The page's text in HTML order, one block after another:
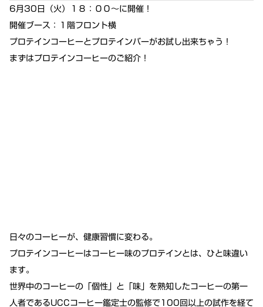
6月30日（火）１８：００～に開催！
開催ブース：１階フロント横
プロテインコーヒーとプロテインバーがお試し出来ちゃう！
まずはプロテインコーヒーのご紹介！
日々のコーヒーが、健康習慣に変わる。
プロテインコーヒーはコーヒー味のプロテインとは、ひと味違い
ます。
世界中のコーヒーの「個性」と「味」を熟知したコーヒーの第一
人者であるUCCコーヒー鑑定士の監修で100回以上の試作を経て